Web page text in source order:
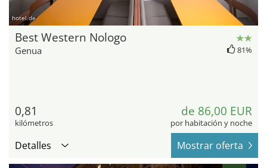
hotel.de
Best Western Nologo
Genua 81%
0,81
kilómetros
de 86,00 EUR
por habitación y noche
Detalles Mostrar oferta